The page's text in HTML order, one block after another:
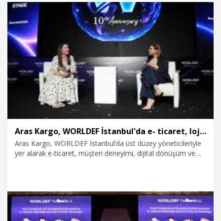
hızlı, dünyanın da en uzun metro hatlarından birini
tamamlamış olduk. Bu son kesimimiz 22 kilometre
uzunluğunda olup 5 yeni istasyon içermektedir" diye
konuştu.
18.06.2026
Aras Kargo, WORLDEF İstanbul'da e- ticaret, lojistik ve büyüme vizyonunu paylaştı
Aras Kargo, WORLDEF İstanbul’da üst düzey yöneticileriyle
yer alarak e-ticaret, müşteri deneyimi, dijital dönüşüm ve
olan Aras Burası 7/24’ü de deneyimledi.